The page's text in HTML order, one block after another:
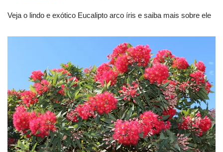
Veja o lindo e exótico Eucalipto arco íris e saiba mais sobre ele